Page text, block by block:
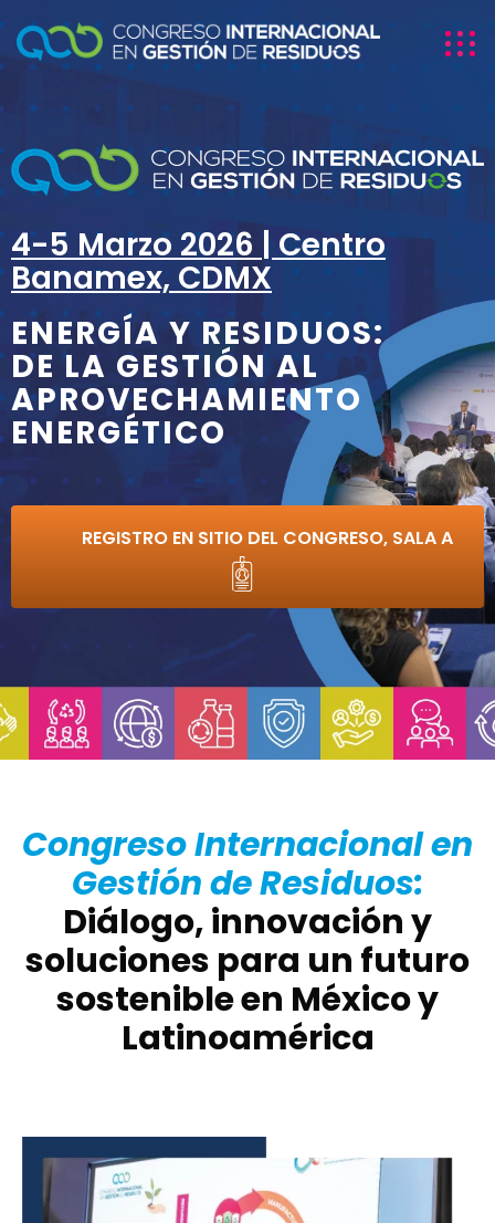
4-5 Marzo 2026 | Centro
Banamex, CDMX
ENERGÍA Y RESIDUOS:
DE LA GESTIÓN AL
APROVECHAMIENTO
ENERGÉTICO
REGISTRO EN SITIO DEL CONGRESO, SALA A
Congreso Internacional en
Gestión de Residuos:
Diálogo, innovación y
soluciones para un futuro
sostenible en México y
Latinoamérica